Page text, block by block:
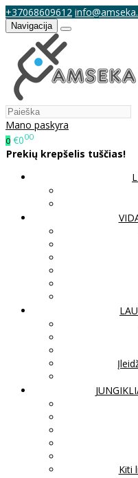
+37068609612
Navigacija
Mano paskyra
0 €000
Prekių krepšelis tuščias!
Kiti